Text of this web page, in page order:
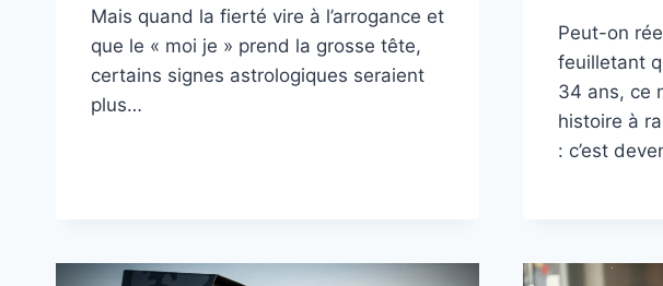
Mais quand la fierté vire à l’arrogance et
que le « moi je » prend la grosse tête,
certains signes astrologiques seraient
plus…
Peut-on
feuilletant
34 ans, ce
histoire à
: c’est